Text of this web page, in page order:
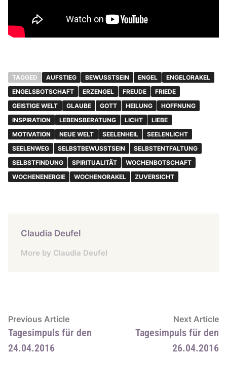
TAGGED AUFSTIEG BEWUSSTSEIN ENGEL
ENGELORAKEL
ENGELSBOTSCHAFT
ERZENGEL FREUDE
FRIEDE
GEISTIGE WELT
GLAUBE GOTT HEILUNG
HOFFNUNG
INSPIRATION
LEBENSBERATUNG LICHT
LIEBE
MOTIVATION
NEUE WELT SEELENHEIL
SEELENLICHT
SEELENWEG
SELBSTBEWUSSTSEIN
SELBSTENTFALTUNG
SELBSTFINDUNG
SPIRITUALITÄT
WOCHENBOTSCHAFT
WOCHENENERGIE
WOCHENORAKEL ZUVERSICHT
Claudia Deufel
More by Claudia Deufel
Beitragsnavigation
Previous ArticlePrevious
article:
Tagesimpuls für den
24.04.2016
Next Article
Tagesimpuls für den
26.04.2016